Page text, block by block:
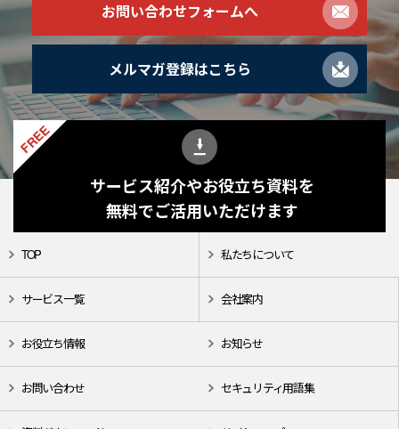
お問い合わせフォームへ
メルマガ登録はこちら
FREE
サービス紹介やお役立ち資料を
無料でご活用いただけます
TOP 私たちについて
サービス一覧 会社案内
お役立ち情報 お知らせ
お問い合わせ セキュリティ用語集